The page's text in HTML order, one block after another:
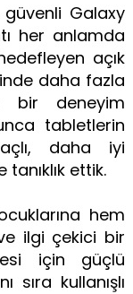
güvenli Galaxy
her anlamda
açık
daha fazla
bir deneyim
tabletlerin
daha iyi
ettik.
hem
ilgi çekici bir
için güçlü
sıra kullanışlı